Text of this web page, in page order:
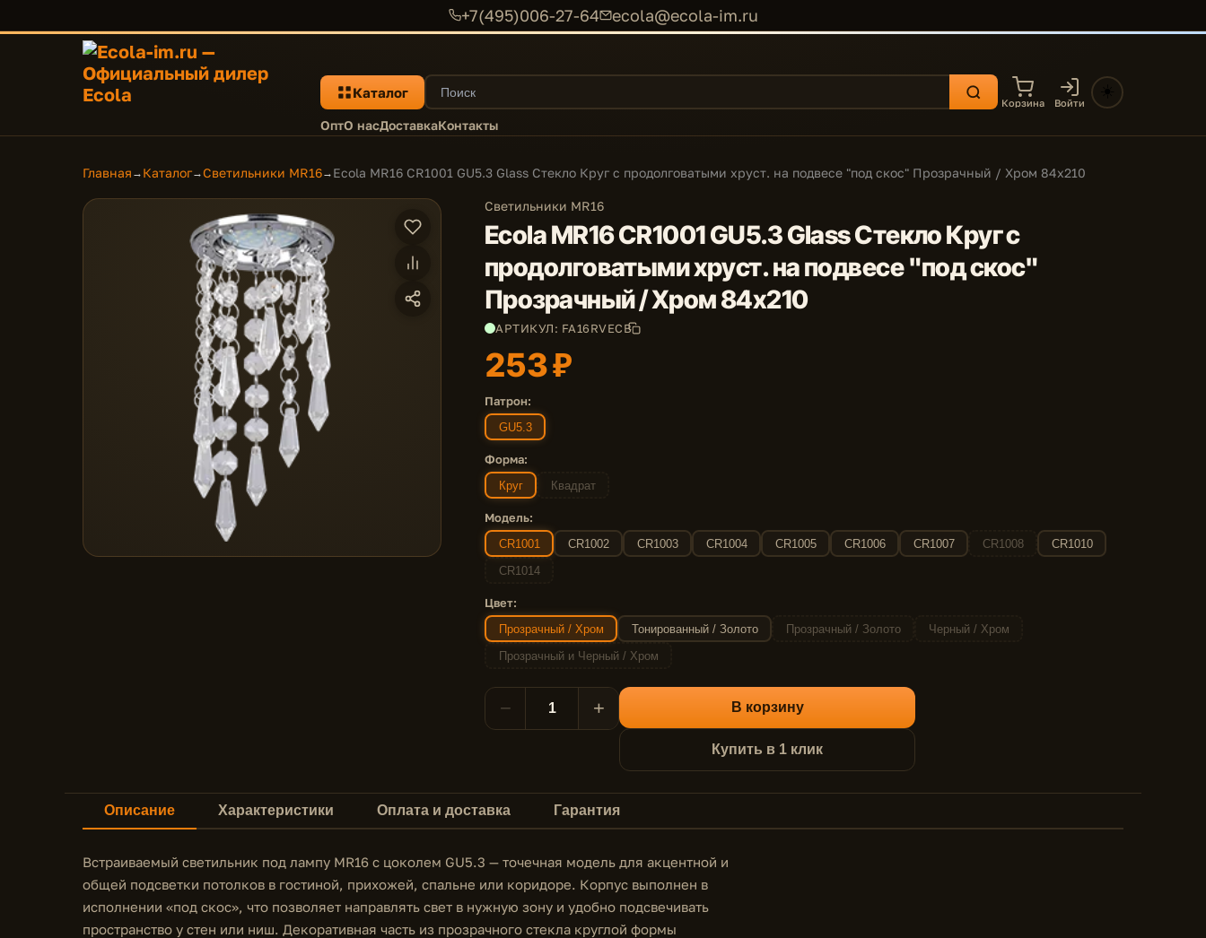
+7(495)006-27-64 ecola@ecola-im.ru
Каталог
Корзина Войти
ОптО насДоставкаКонтакты
Главная → Каталог→Светильники MR16→ Ecola MR16 CR1001 GU5.3 Glass Стекло Круг с продолговатыми хруст. на подвесе "под скос" Прозрачный / Хром 84x210
Светильники MR16
Ecola MR16 CR1001 GU5.3 Glass Стекло Круг с
продолговатыми хруст. на подвесе "под скос"
Прозрачный / Хром 84x210
АРТИКУЛ: FA16RVECB
253 ₽
Патрон:
GU5.3
Форма:
Круг Квадрат
Модель:
CR1001 CR1002 CR1003 CR1004 CR1005 CR1006 CR1007 CR1008
CR1010
CR1014
Цвет:
Прозрачный / Хром Тонированный / Золото Прозрачный / Золото
Черный / Хром
Прозрачный и Черный / Хром
− + В корзину
Купить в 1 клик
Описание Характеристики Оплата и доставка Гарантия
Встраиваемый светильник под лампу MR16 с цоколем GU5.3 — точечная модель для акцентной и
общей подсветки потолков в гостиной, прихожей, спальне или коридоре. Корпус выполнен в
исполнении «под скос», что позволяет направлять свет в нужную зону и удобно подсвечивать
пространство у стен или ниш. Декоративная часть из прозрачного стекла круглой формы